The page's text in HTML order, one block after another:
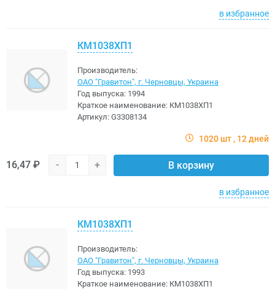
в избранное
КМ1038ХП1
Производитель:
ОАО "Гравитон", г. Черновцы, Украина
Год выпуска: 1994
Краткое наименование: КМ1038ХП1
Артикул: G3308134
1020 шт 12 дней
16,47 ₽ - + В корзину
в избранное
КМ1038ХП1
Производитель:
ОАО "Гравитон", г. Черновцы, Украина
Год выпуска: 1993
Краткое наименование: КМ1038ХП1